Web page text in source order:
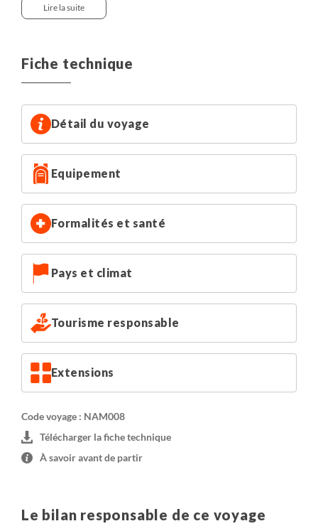
- 2 nuits en campement aménagé exclusif à Okapika
doubles avec lits de camp, couettes et oreillers,
moustiquaires intégrées, sanitaires privés, électricité). Le
un site magnifique.
Les hébergements cités dans le descriptif peuvent être
soumis à changements en fonction de la disponibilité.
Lire la suite
Fiche technique
Détail du voyage
Equipement
Formalités et santé
Pays et climat
Tourisme responsable
Extensions
Code voyage : NAM008
Télécharger la fiche technique
À savoir avant de partir
Le bilan responsable de ce voyage